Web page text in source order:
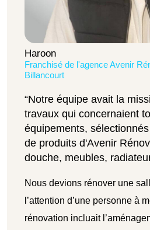
Haroon
Franchisé de l'agence Avenir
Billancourt
“Notre équipe avait la
travaux qui concernaient
équipements,
de produits d'Avenir
douche, meubles,
Nous devions rénover une
l’attention d’une personne à
rénovation incluait